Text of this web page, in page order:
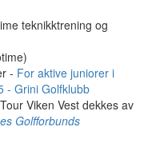
teknikktrening og
- For aktive juniorer i
- Grini Golfklubb
Viken Vest dekkes av
Golfforbunds